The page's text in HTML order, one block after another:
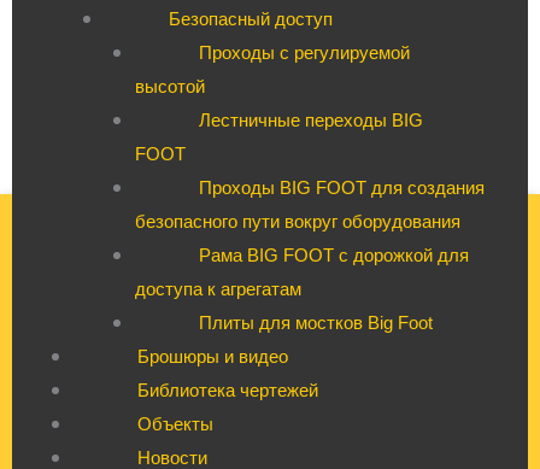
Безопасный доступ
Проходы с регулируемой
высотой
Лестничные переходы BIG
FOOT
Проходы BIG FOOT для создания
безопасного пути вокруг оборудования
Рама BIG FOOT с дорожкой для
доступа к агрегатам
Плиты для мостков Big Foot
Брошюры и видео
Библиотека чертежей
Объекты
Новости